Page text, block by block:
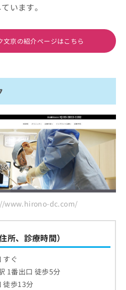
います。
文京の紹介ページはこちら
www.hirono-dc.com/
所、診療時間）
すぐ
1番出口 徒歩5分
徒歩13分